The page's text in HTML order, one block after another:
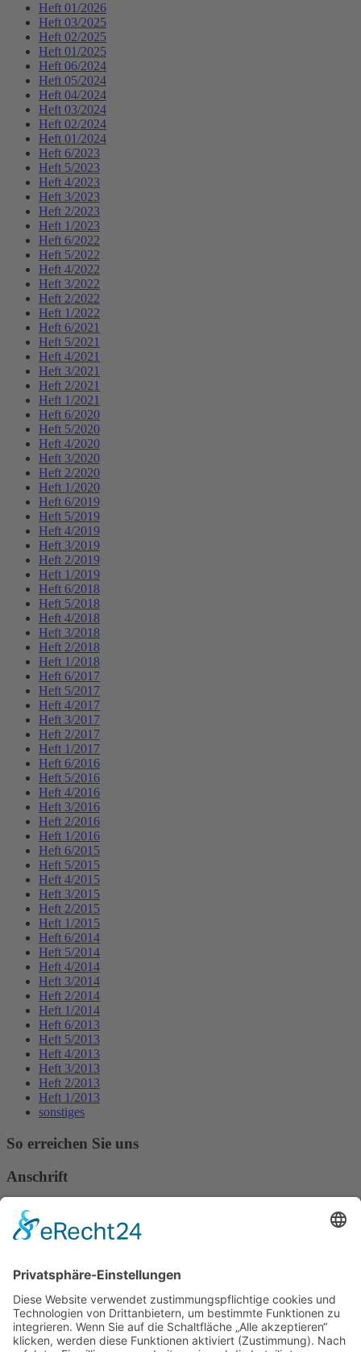
Heft 01/2026
Heft 03/2025
Heft 02/2025
Heft 01/2025
Heft 06/2024
Heft 05/2024
Heft 04/2024
Heft 03/2024
Heft 02/2024
Heft 01/2024
Heft 6/2023
Heft 5/2023
Heft 4/2023
Heft 3/2023
Heft 2/2023
Heft 1/2023
Heft 6/2022
Heft 5/2022
Heft 4/2022
Heft 3/2022
Heft 2/2022
Heft 1/2022
Heft 6/2021
Heft 5/2021
Heft 4/2021
Heft 3/2021
Heft 2/2021
Heft 1/2021
Heft 6/2020
Heft 5/2020
Heft 4/2020
Heft 3/2020
Heft 2/2020
Heft 1/2020
Heft 6/2019
Heft 5/2019
Heft 4/2019
Heft 3/2019
Heft 2/2019
Heft 1/2019
Heft 6/2018
Heft 5/2018
Heft 4/2018
Heft 3/2018
Heft 2/2018
Heft 1/2018
Heft 6/2017
Heft 5/2017
Heft 4/2017
Heft 3/2017
Heft 2/2017
Heft 1/2017
Heft 6/2016
Heft 5/2016
Heft 4/2016
Heft 3/2016
Heft 2/2016
Heft 1/2016
Heft 6/2015
Heft 5/2015
Heft 4/2015
Heft 3/2015
Heft 2/2015
Heft 1/2015
Heft 6/2014
Heft 5/2014
Heft 4/2014
Heft 3/2014
Heft 2/2014
Heft 1/2014
Heft 6/2013
Heft 5/2013
Heft 4/2013
Heft 3/2013
Heft 2/2013
Heft 1/2013
sonstiges
So erreichen Sie uns
Anschrift
Verband Deutscher Tierheilpraktiker e.V.
Verbandsverwaltung
Am Rosenbraken 12
E-Mail
Diese E-Mail-Adresse ist vor Spambots geschützt! Zur Anzeige
muss JavaScript eingeschaltet sein!